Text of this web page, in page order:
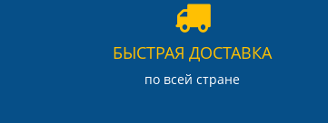
БЫСТРАЯ ДОСТАВКА
по всей стране